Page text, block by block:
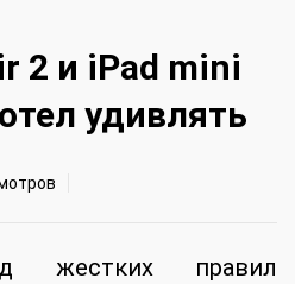
2 и iPad mini
удивлять
жестких правил